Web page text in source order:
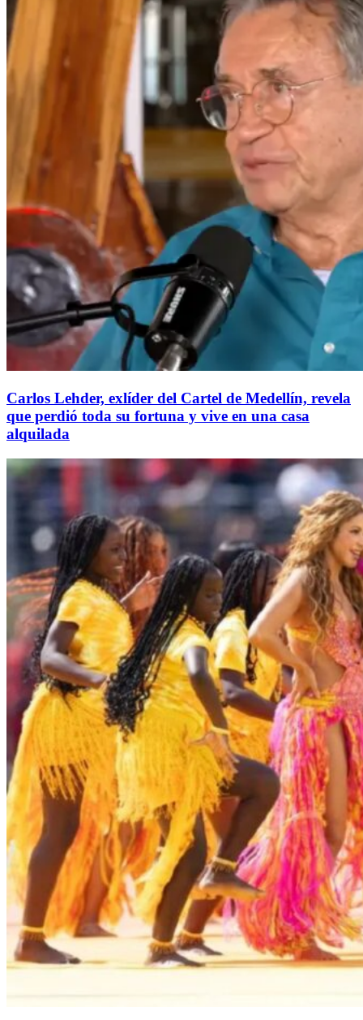
Carlos Lehder, exlíder del Cartel de Medellín, revela
que perdió toda su fortuna y vive en una casa
alquilada